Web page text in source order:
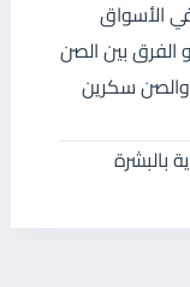
الأسواق
الفرق بين الصن
سكرين
بالبشرة